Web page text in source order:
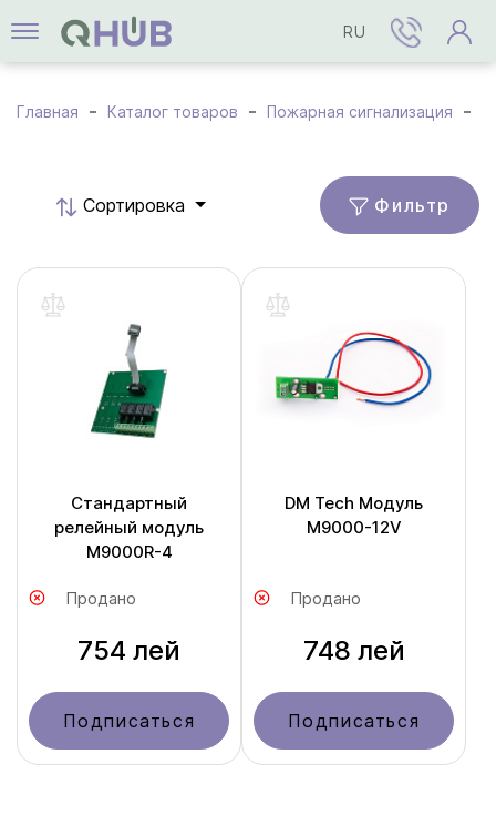
RU
Главная Каталог товаров Пожарная сигнализация
Cортировка Фильтр
Стандартный
релейный модуль
M9000R-4
Продано
754 лей
Подписаться
DM Tech Модуль
M9000-12V
Продано
748 лей
Подписаться